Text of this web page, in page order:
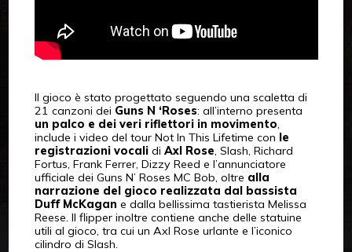
Il gioco è stato progettato seguendo una scaletta di
21 canzoni dei Guns N ‘Roses: all’interno presenta
un palco e dei veri riflettori in movimento,
include i video del tour Not In This Lifetime con le
registrazioni vocalidi Axl Rose, Slash, Richard
Fortus, Frank Ferrer, Dizzy Reed e l’annunciatore
ufficiale dei Guns N’ Roses MC Bob, oltre alla
narrazione del gioco realizzata dal bassista
Duff McKagan e dalla bellissima tastierista Melissa
Reese. Il flipper inoltre contiene anche delle statuine
utili al gioco, tra cui un Axl Rose urlante e l’iconico
cilindro di Slash.